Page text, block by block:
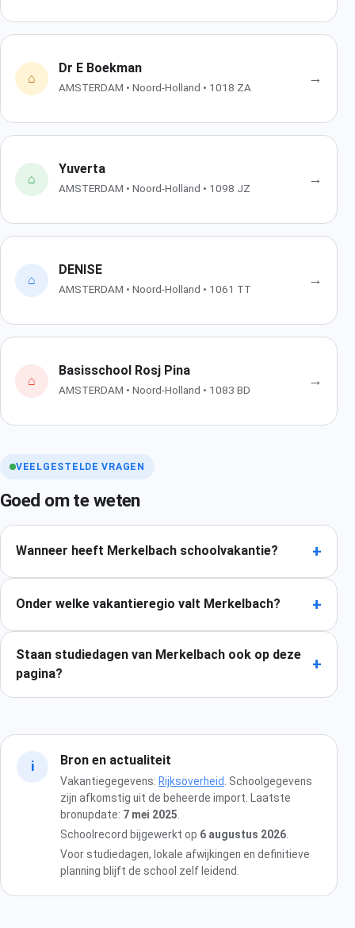
⌂
Dr E Boekman
AMSTERDAM • Noord-Holland • 1018 ZA
→
⌂
Yuverta
AMSTERDAM • Noord-Holland • 1098 JZ
→
⌂
DENISE
AMSTERDAM • Noord-Holland • 1061 TT
→
⌂
Basisschool Rosj Pina
AMSTERDAM • Noord-Holland • 1083 BD
→
VEELGESTELDE VRAGEN
Goed om te weten
Wanneer heeft Merkelbach schoolvakantie? +
Onder welke vakantieregio valt Merkelbach? +
Staan studiedagen van Merkelbach ook op deze
pagina?
+
i Bron en actualiteit
Vakantiegegevens: Rijksoverheid . Schoolgegevens
zijn afkomstig uit de beheerde import. Laatste
bronupdate: 7 mei 2025
Schoolrecord bijgewerkt op 6 augustus 2026
Voor studiedagen, lokale afwijkingen en definitieve
planning blijft de school zelf leidend.